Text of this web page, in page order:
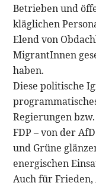
Betrieben und
kläglichen
Elend von
MigrantInnen
haben.
Diese politische
Regierungen
FDP – von der
und Grüne
energischen
Auch für